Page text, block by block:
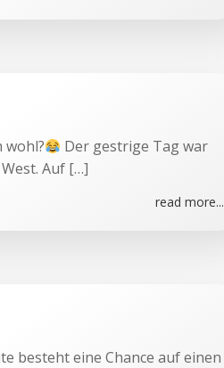
wohl?
Der gestrige Tag war
Auf […]
read more...
besteht eine Chance auf einen